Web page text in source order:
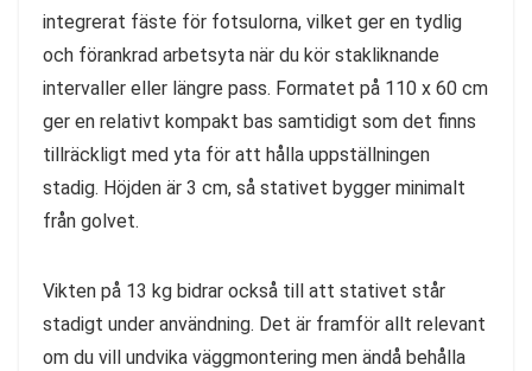
integrerat fäste för fotsulorna, vilket ger en tydlig
och förankrad arbetsyta när du kör stakliknande
intervaller eller längre pass. Formatet på 110 x 60 cm
ger en relativt kompakt bas samtidigt som det finns
tillräckligt med yta för att hålla uppställningen
stadig. Höjden är 3 cm, så stativet bygger minimalt
från golvet.
Vikten på 13 kg bidrar också till att stativet står
stadigt under användning. Det är framför allt relevant
om du vill undvika väggmontering men ändå behålla